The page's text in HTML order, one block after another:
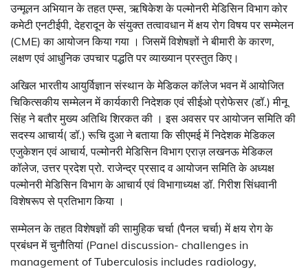
उन्मूलन अभियान के तहत एम्स, ऋषिकेश के पल्मोनरी मेडिसिन विभाग कोर
कमेटी एनटीईपी, देहरादून के संयुक्त तत्वावधान में क्षय रोग विषय पर सम्मेलन
(CME) का आयोजन किया गया । जिसमें विशेषज्ञों ने बीमारी के कारण,
लक्षण एवं आधुनिक उपचार पद्धति पर व्याख्यान प्रस्तुत किए।
अखिल भारतीय आयुर्विज्ञान संस्थान के मेडिकल कॉलेज भवन में आयोजित
चिकित्सकीय सम्मेलन में कार्यकारी निदेशक एवं सीईओ प्रोफेसर (डॉ.) मीनू
सिंह ने बतौर मुख्य अतिथि शिरकत की । इस अवसर पर आयोजन समिति की
सदस्य आचार्य( डॉ.) रूचि दुआ ने बताया कि सीएमई में निदेशक मेडिकल
एजुकेशन एवं आचार्य, पल्मोनरी मेडिसिन विभाग एराज़ लखनऊ मेडिकल
कॉलेज, उत्तर प्रदेश प्रो. राजेन्द्र प्रसाद व आयोजन समिति के अध्यक्ष
पल्मोनरी मेडिसिन विभाग के आचार्य एवं विभागाध्यक्ष डॉ. गिरीश सिंधवानी
विशेषरूप से प्रतिभाग किया ।
सम्मेलन के तहत विशेषज्ञों की सामुहिक चर्चा (पैनल चर्चा) में क्षय रोग के
प्रबंधन में चुनौतियां (Panel discussion- challenges in
management of Tuberculosis includes radiology,